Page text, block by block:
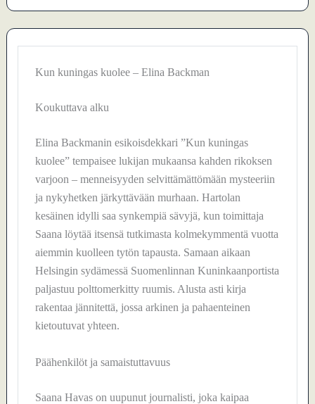
Kun kuningas kuolee – Elina Backman
Koukuttava alku
Elina Backmanin esikoisdekkari ”Kun kuningas
kuolee” tempaisee lukijan mukaansa kahden rikoksen
varjoon – menneisyyden selvittämättömään mysteeriin
ja nykyhetken järkyttävään murhaan. Hartolan
kesäinen idylli saa synkempiä sävyjä, kun toimittaja
Saana löytää itsensä tutkimasta kolmekymmentä vuotta
aiemmin kuolleen tytön tapausta. Samaan aikaan
Helsingin sydämessä Suomenlinnan Kuninkaanportista
paljastuu polttomerkitty ruumis. Alusta asti kirja
rakentaa jännitettä, jossa arkinen ja pahaenteinen
kietoutuvat yhteen.
Päähenkilöt ja samaistuttavuus
Saana Havas on uupunut journalisti, joka kaipaa